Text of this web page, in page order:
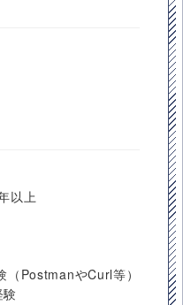
以上
（PostmanやCurl等）
験